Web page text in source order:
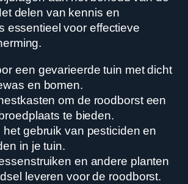
delen van kennis en
essentieel voor effectieve
een gevarieerde tuin met dicht
en bomen.
om de roodborst een
te bieden.
het gebruik van pesticiden en
in je tuin.
en andere planten
leveren voor de roodborst.